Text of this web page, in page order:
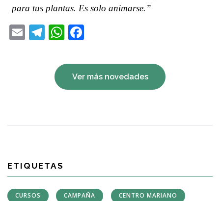
para tus plantas. Es solo animarse.”
EmailTelegram
WhatsApp
Ver más novedades
ETIQUETAS
CURSOS CAMPAÑA CENTRO MARIANO